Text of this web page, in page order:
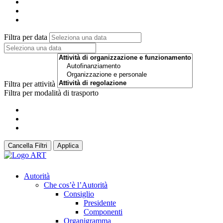
Filtra per data
Filtra per attività
Filtra per modalità di trasporto
Cancella Filtri Applica
Autorità
Che cos’è l’Autorità
Consiglio
Presidente
Componenti
Organigramma